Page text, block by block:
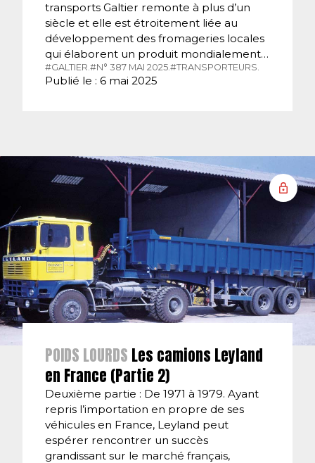
transports Galtier remonte à plus d’un
siècle et elle est étroitement liée au
développement des fromageries locales
qui élaborent un produit mondialement…
#GALTIER.#N° 387 MAI 2025.#TRANSPORTEURS.
Publié le : 6 mai 2025
POIDS LOURDS Les camions Leyland
en France (Partie 2)
Deuxième partie : De 1971 à 1979. Ayant
repris l’importation en propre de ses
véhicules en France, Leyland peut
espérer rencontrer un succès
grandissant sur le marché français,